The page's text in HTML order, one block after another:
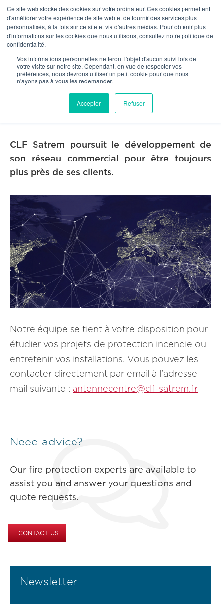
Ce site web stocke des cookies sur votre ordinateur. Ces cookies permettent
d'améliorer votre expérience de site web et de fournir des services plus
personnalisés, à la fois sur ce site et via d'autres médias. Pour obtenir plus
d'informations sur les cookies que nous utilisons, consultez notre politique de
confidentialité.
Vos informations personnelles ne feront l'objet d'aucun suivi lors de
votre visite sur notre site. Cependant, en vue de respecter vos
préférences, nous devrons utiliser un petit cookie pour que nous
n'ayons pas à vous les redemander.
Accepter Refuser
OUR NETWORK
  Our news
CLF Satrem ouvre une nouvelle
antenne en région Centre
CLF Satrem poursuit le développement de
son réseau commercial pour être toujours
plus près de ses clients.
Notre équipe se tient à votre disposition pour
étudier vos projets de protection incendie ou
entretenir vos installations. Vous pouvez les
contacter directement par email à l’adresse
mail suivante : antennecentre@clf-satrem.fr
Need advice?
Our fire protection experts are available to
assist you and answer your questions and
quote requests.
CONTACT US
Newsletter